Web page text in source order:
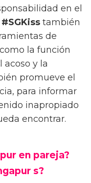
en el
#SGKiss también
de
la función
acoso y la
promueve el
para informar
inapropiado
encontrar.
en pareja?
s?